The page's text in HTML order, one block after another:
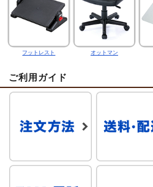
フットレスト オットマン
ご利用ガイド